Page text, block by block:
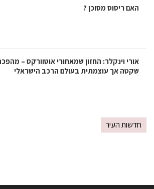
האם ריסוס מסוכן ?
אורי וינקלר: החזון שמאחורי אוטוורקס –
שקטה אך עוצמתית בעולם הרכב הישראלי
חדשות העיר